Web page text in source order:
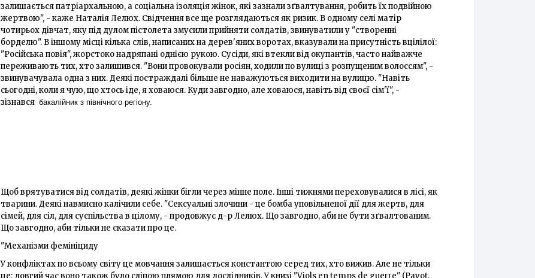
залишається патріархальною, а соціальна ізоляція жінок, які зазнали зґвалтування, робить їх подвійною
жертвою", - каже Наталія Лелюх. Свідчення все ще розглядаються як ризик. В одному селі матір
чотирьох дівчат, яку під дулом пістолета змусили прийняти солдатів, звинуватили у "створенні
борделю". В іншому місці кілька слів, написаних на дерев'яних воротах, вказували на присутність вцілілої:
"Російська повія", жорстоко надряпані однією рукою. Сусіди, які втекли від окупантів, часто найважче
переживають тих, хто залишився. "Вони провокували росіян, ходили по вулиці з розпущеним волоссям", -
звинувачувала одна з них. Деякі постраждалі більше не наважуються виходити на вулицю. "Навіть
сьогодні, коли я чую, що хтось іде, я ховаюся. Куди завгодно, але ховаюся, навіть від своєї сім'ї", -
зізнався бакалійник з північного регіону.
Щоб врятуватися від солдатів, деякі жінки бігли через мінне поле. Інші тижнями переховувалися в лісі, як
тварини. Деякі навмисно калічили себе. "Сексуальні злочини - це бомба уповільненої дії для жертв, для
сімей, для сіл, для суспільства в цілому, - продовжує д-р Лелюх. Що завгодно, аби не бути зґвалтованим.
Що завгодно, аби тільки не сказати про це.
"Механізми фемініциду
У конфліктах по всьому світу це мовчання залишається константою серед тих, хто вижив. Але не тільки
це: довгий час воно також було сліпою плямою для дослідників. У книзі "Viols en temps de guerre" (Payot,